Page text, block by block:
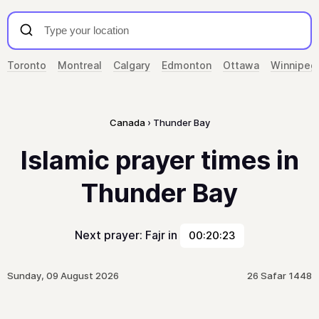
Toronto Montreal Calgary Edmonton Ottawa Winnipeg
Canada Thunder Bay
Islamic prayer times in
Thunder Bay
Next prayer: Fajr in 00:20:23
Sunday, 09 August 2026 26 Safar 1448